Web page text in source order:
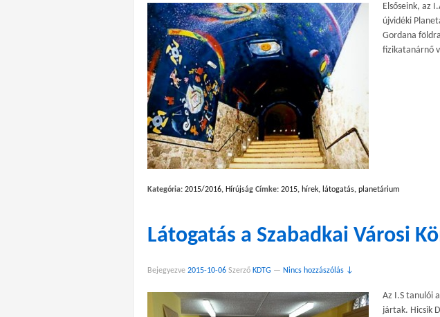
Elsőseink, az
újvidéki
Gordana
fizikatanárnő
Kategória: 2015/2016, Hírújság Címke: 2015, hírek, látogatás, planetárium
Látogatás a Szabadkai Városi
Bejegyezve 2015-10-06 Szerző KDTG — Nincs hozzászólás ↓
Az I.S tanulói
jártak. Hicsik